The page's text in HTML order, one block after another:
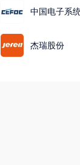
可类化工产品）；专用
含危险化学品）；特种
制造（不含特种设备制
中国电子系
杰瑞股份